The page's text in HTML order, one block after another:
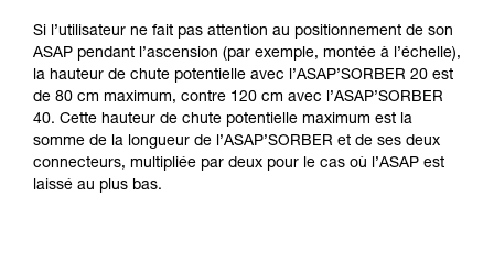
Si l’utilisateur ne fait pas attention au positionnement de son
ASAP pendant l’ascension (par exemple, montée à l’échelle),
la hauteur de chute potentielle avec l’ASAP’SORBER 20 est
de 80 cm maximum, contre 120 cm avec l’ASAP’SORBER
40. Cette hauteur de chute potentielle maximum est la
somme de la longueur de l’ASAP’SORBER et de ses deux
connecteurs, multipliée par deux pour le cas où l’ASAP est
laissé au plus bas.